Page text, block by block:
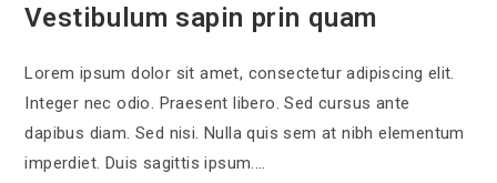
Vestibulum sapin prin quam
Lorem ipsum dolor sit amet, consectetur adipiscing elit.
Integer nec odio. Praesent libero. Sed cursus ante
dapibus diam. Sed nisi. Nulla quis sem at nibh elementum
imperdiet. Duis sagittis ipsum.…